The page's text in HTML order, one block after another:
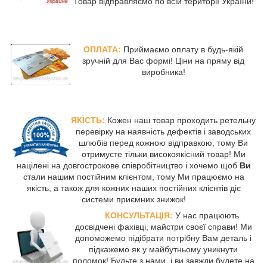
ОПЛАТА: Приймаємо оплату в будь-якій
зручній для Вас формі! Ціни на пряму від
виробника!
ЯКІСТЬ: Кожен наш товар проходить ретельну
перевірку на наявність дефектів і заводських
шлюбів перед кожною відправкою, тому Ви
отримуєте тільки високоякісний товар! Ми
націлені на довгострокове співробітництво і хочемо щоб Ви
стали нашим постійним клієнтом, тому Ми працюємо на
якість, а також для кожних наших постійних клієнтів діє
системи приємних знижок!
КОНСУЛЬТАЦІЯ: У нас працюють
досвідчені фахівці, майстри своєї справи! Ми
допоможемо підібрати потрібну Вам деталь і
підкажемо як у майбутньому уникнути
поломок! Будьте з нами, і ви завжди будете на